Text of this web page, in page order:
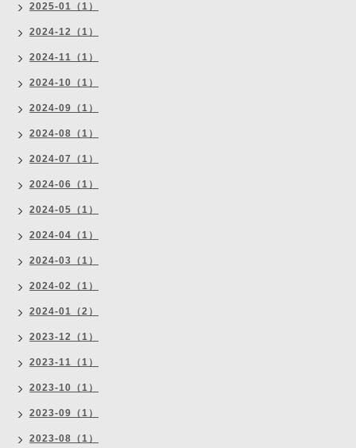
2025-01（1）
2024-12（1）
2024-11（1）
2024-10（1）
2024-09（1）
2024-08（1）
2024-07（1）
2024-06（1）
2024-05（1）
2024-04（1）
2024-03（1）
2024-02（1）
2024-01（2）
2023-12（1）
2023-11（1）
2023-10（1）
2023-09（1）
2023-08（1）